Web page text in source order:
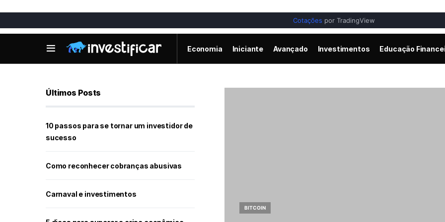
Cotações por TradingView
Economia Iniciante Avançado Investimentos Educação
BITCOIN
Últimos Posts
10 passos para se tornar um investidor de
sucesso
Como reconhecer cobranças abusivas
Carnaval e investimentos